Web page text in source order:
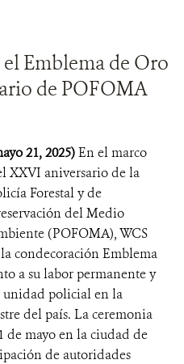
Emblema de Oro
de POFOMA
21, 2025)En el marco
XXVI aniversario de la
Forestal y de
del Medio
(POFOMA), WCS
condecoración Emblema
a su labor permanente y
unidad policial en la
del país. La ceremonia
de mayo en la ciudad de
de autoridades